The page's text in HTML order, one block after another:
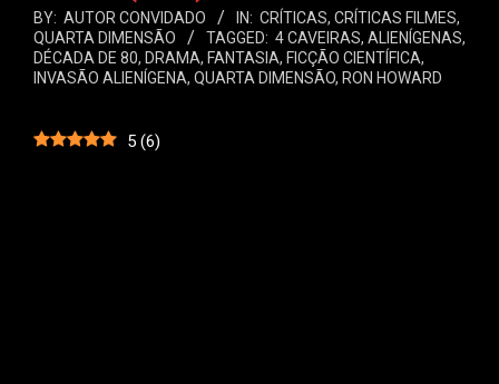
BY: AUTOR CONVIDADO IN: CRÍTICAS, CRÍTICAS FILMES,
QUARTA DIMENSÃO
TAGGED: 4 CAVEIRAS, ALIENÍGENAS,
DÉCADA DE 80, DRAMA, FANTASIA, FICÇÃO CIENTÍFICA,
INVASÃO ALIENÍGENA, QUARTA DIMENSÃO, RON HOWARD
5 (6)